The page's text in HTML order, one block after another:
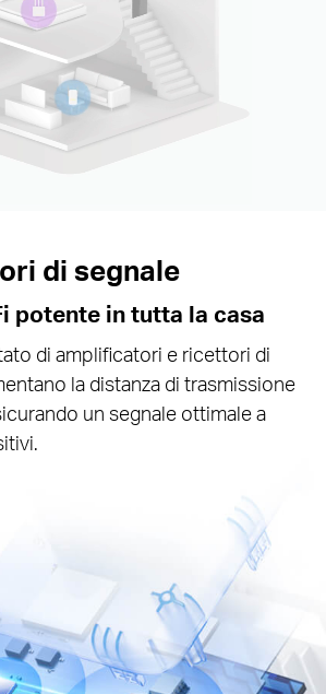
di segnale
potente in tutta la casa
di amplificatori e ricettori di
la distanza di trasmissione
un segnale ottimale a